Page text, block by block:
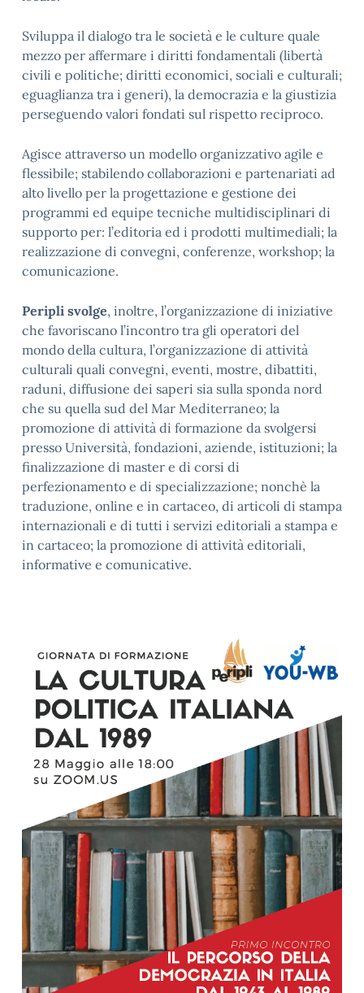
Sviluppa il dialogo tra le società e le culture quale
mezzo per affermare i diritti fondamentali (libertà
civili e politiche; diritti economici, sociali e culturali;
eguaglianza tra i generi), la democrazia e la giustizia
perseguendo valori fondati sul rispetto reciproco.
Agisce attraverso un modello organizzativo agile e
flessibile; stabilendo collaborazioni e partenariati ad
alto livello per la progettazione e gestione dei
programmi ed equipe tecniche multidisciplinari di
supporto per: l’editoria ed i prodotti multimediali; la
realizzazione di convegni, conferenze, workshop; la
comunicazione.
Peripli svolge, inoltre, l’organizzazione di iniziative
che favoriscano l’incontro tra gli operatori del
mondo della cultura, l’organizzazione di attività
culturali quali convegni, eventi, mostre, dibattiti,
raduni, diffusione dei saperi sia sulla sponda nord
che su quella sud del Mar Mediterraneo; la
promozione di attività di formazione da svolgersi
presso Università, fondazioni, aziende, istituzioni; la
finalizzazione di master e di corsi di
perfezionamento e di specializzazione; nonchè la
traduzione, online e in cartaceo, di articoli di stampa
internazionali e di tutti i servizi editoriali a stampa e
in cartaceo; la promozione di attività editoriali,
informative e comunicative.